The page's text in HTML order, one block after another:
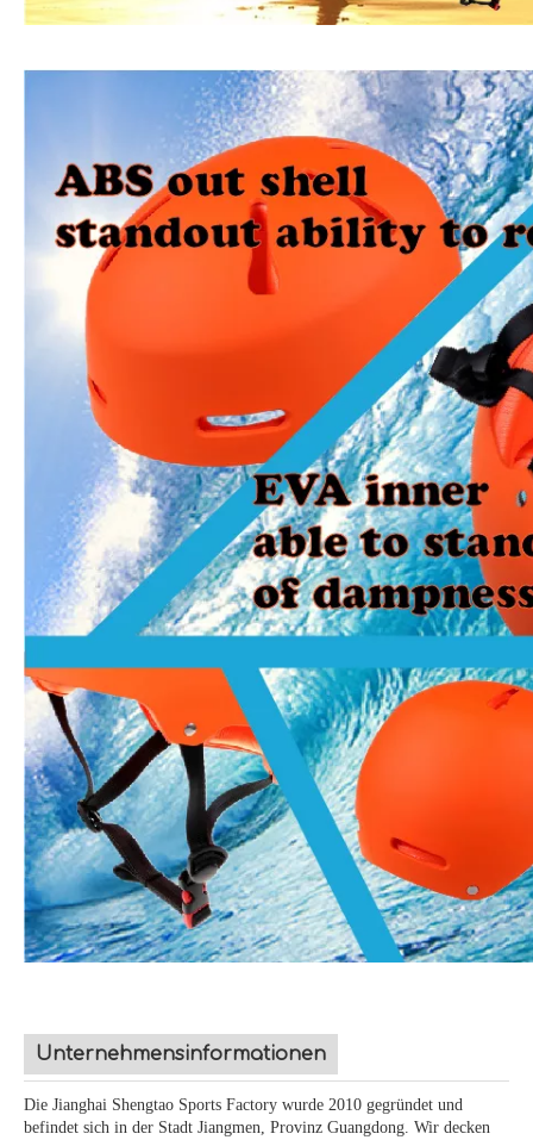
Unternehmensinformationen
Die Jianghai Shengtao Sports Factory wurde 2010 gegründet und
befindet sich in der Stadt Jiangmen, Provinz Guangdong. Wir decken